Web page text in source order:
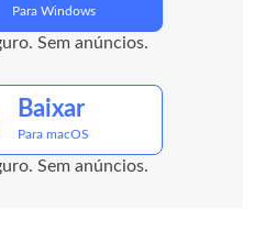
Para Windows
Sem anúncios.
Baixar
Para macOS
Sem anúncios.